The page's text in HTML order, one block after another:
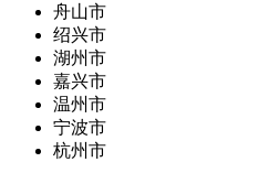
舟山市
绍兴市
湖州市
嘉兴市
温州市
宁波市
杭州市